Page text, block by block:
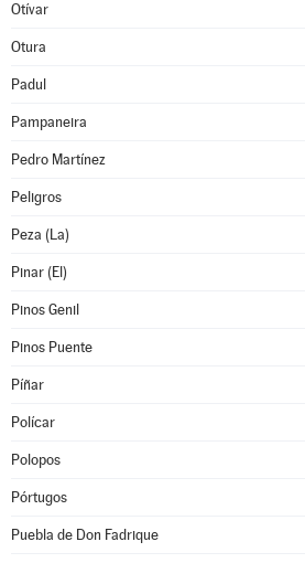
Otívar
Otura
Padul
Pampaneira
Pedro Martínez
Peligros
Peza (La)
Pinar (El)
Pinos Genil
Pinos Puente
Píñar
Polícar
Polopos
Pórtugos
Puebla de Don Fadrique